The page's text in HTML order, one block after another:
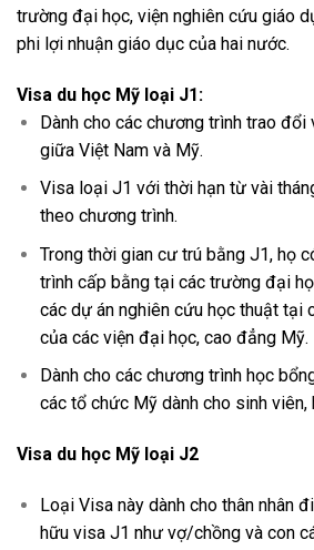
trường đại học, viện nghiên cứu giáo
phi lợi nhuận giáo dục của hai nước.
Visa du học Mỹ loại J1:
Dành cho các chương trình trao đổi
giữa Việt Nam và Mỹ.
Visa loại J1 với thời hạn từ vài
theo chương trình.
Trong thời gian cư trú bằng J1, họ
trình cấp bằng tại các trường đại
các dự án nghiên cứu học thuật tại
của các viện đại học, cao đẳng Mỹ.
Dành cho các chương trình học
các tổ chức Mỹ dành cho sinh viên,
Visa du học Mỹ loại J2
Loại Visa này dành cho thân nhân
hữu visa J1 như vợ/chồng và con